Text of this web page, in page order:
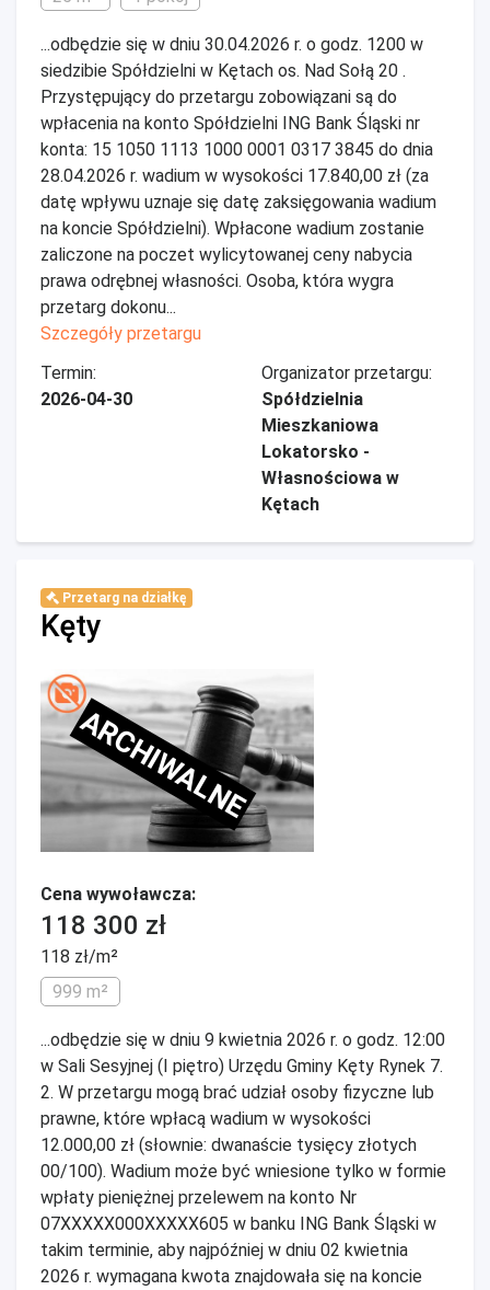
...odbędzie się w dniu 30.04.2026 r. o godz. 1200 w
siedzibie Spółdzielni w Kętach os. Nad Sołą 20 .
Przystępujący do przetargu zobowiązani są do
wpłacenia na konto Spółdzielni ING Bank Śląski nr
konta: 15 1050 1113 1000 0001 0317 3845 do dnia
28.04.2026 r. wadium w wysokości 17.840,00 zł (za
datę wpływu uznaje się datę zaksięgowania wadium
na koncie Spółdzielni). Wpłacone wadium zostanie
zaliczone na poczet wylicytowanej ceny nabycia
prawa odrębnej własności. Osoba, która wygra
przetarg dokonu...
Szczegóły przetargu
Termin:
2026-04-30
Organizator przetargu:
Spółdzielnia
Mieszkaniowa
Lokatorsko -
Własnościowa w
Kętach
Przetarg na działkę
Kęty
ARCHIWALNE
Cena wywoławcza:
118 300 zł
118 zł/m²
999 m²
...odbędzie się w dniu 9 kwietnia 2026 r. o godz. 12:00
w Sali Sesyjnej (I piętro) Urzędu Gminy Kęty Rynek 7.
2. W przetargu mogą brać udział osoby fizyczne lub
prawne, które wpłacą wadium w wysokości
12.000,00 zł (słownie: dwanaście tysięcy złotych
00/100). Wadium może być wniesione tylko w formie
wpłaty pieniężnej przelewem na konto Nr
07XXXXX000XXXXX605 w banku ING Bank Śląski w
takim terminie, aby najpóźniej w dniu 02 kwietnia
2026 r. wymagana kwota znajdowała się na koncie